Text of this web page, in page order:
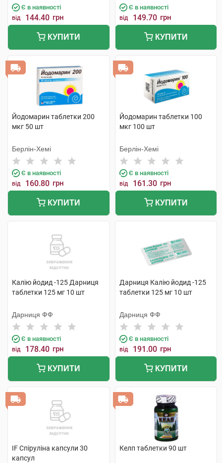
Є в наявності
від 144.40 грн
КУПИТИ
Є в наявності
від 149.70 грн
КУПИТИ
Йодомарин таблетки 200
мкг 50 шт
Берлін-Хемі
Є в наявності
від 160.80 грн
КУПИТИ
Йодомарин таблетки 100
мкг 100 шт
Берлін-Хемі
Є в наявності
від 161.30 грн
КУПИТИ
Калію йодид -125 Дарниця
таблетки 125 мг 10 шт
Дарниця ФФ
Є в наявності
від 178.40 грн
КУПИТИ
Дарниця Калію йодид -125
таблетки 125 мг 10 шт
Дарниця ФФ
Є в наявності
від 191.00 грн
КУПИТИ
IF Спіруліна капсули 30
капсул
Келп таблетки 90 шт